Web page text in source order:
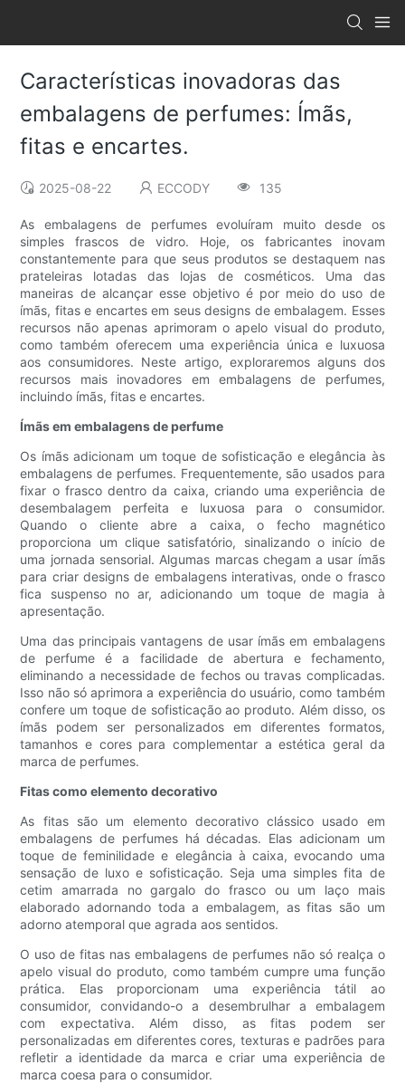
Características inovadoras das
embalagens de perfumes: Ímãs,
fitas e encartes.
2025-08-22 ECCODY 135
As embalagens de perfumes evoluíram muito desde os
simples frascos de vidro. Hoje, os fabricantes inovam
constantemente para que seus produtos se destaquem nas
prateleiras lotadas das lojas de cosméticos. Uma das
maneiras de alcançar esse objetivo é por meio do uso de
ímãs, fitas e encartes em seus designs de embalagem. Esses
recursos não apenas aprimoram o apelo visual do produto,
como também oferecem uma experiência única e luxuosa
aos consumidores. Neste artigo, exploraremos alguns dos
recursos mais inovadores em embalagens de perfumes,
incluindo ímãs, fitas e encartes.
Ímãs em embalagens de perfume
Os ímãs adicionam um toque de sofisticação e elegância às
embalagens de perfumes. Frequentemente, são usados ​​para
fixar o frasco dentro da caixa, criando uma experiência de
desembalagem perfeita e luxuosa para o consumidor.
Quando o cliente abre a caixa, o fecho magnético
proporciona um clique satisfatório, sinalizando o início de
uma jornada sensorial. Algumas marcas chegam a usar ímãs
para criar designs de embalagens interativas, onde o frasco
fica suspenso no ar, adicionando um toque de magia à
apresentação.
Uma das principais vantagens de usar ímãs em embalagens
de perfume é a facilidade de abertura e fechamento,
eliminando a necessidade de fechos ou travas complicadas.
Isso não só aprimora a experiência do usuário, como também
confere um toque de sofisticação ao produto. Além disso, os
ímãs podem ser personalizados em diferentes formatos,
tamanhos e cores para complementar a estética geral da
marca de perfumes.
Fitas como elemento decorativo
As fitas são um elemento decorativo clássico usado em
embalagens de perfumes há décadas. Elas adicionam um
toque de feminilidade e elegância à caixa, evocando uma
sensação de luxo e sofisticação. Seja uma simples fita de
cetim amarrada no gargalo do frasco ou um laço mais
elaborado adornando toda a embalagem, as fitas são um
adorno atemporal que agrada aos sentidos.
O uso de fitas nas embalagens de perfumes não só realça o
apelo visual do produto, como também cumpre uma função
prática. Elas proporcionam uma experiência tátil ao
consumidor, convidando-o a desembrulhar a embalagem
com expectativa. Além disso, as fitas podem ser
personalizadas em diferentes cores, texturas e padrões para
refletir a identidade da marca e criar uma experiência de
marca coesa para o consumidor.